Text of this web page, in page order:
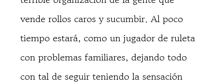
vende rollos caros y sucumbir. Al poco
tiempo estará, como un jugador de ruleta
con problemas familiares, dejando todo
con tal de seguir teniendo la sensación